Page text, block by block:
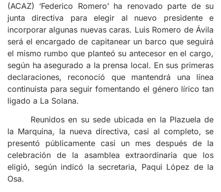
(ACAZ) ‘Federico Romero’ ha renovado parte de su
junta directiva para elegir al nuevo presidente e
incorporar algunas nuevas caras. Luis Romero de Ávila
será el encargado de capitanear un barco que seguirá
el mismo rumbo que planteó su antecesor en el cargo,
según ha asegurado a la prensa local. En sus primeras
declaraciones, reconoció que mantendrá una línea
continuista para seguir fomentando el género lírico tan
ligado a La Solana.
Reunidos en su sede ubicada en la Plazuela de
la Marquina, la nueva directiva, casi al completo, se
presentó públicamente casi un mes después de la
celebración de la asamblea extraordinaria que los
eligió, según indicó la secretaria, Paqui López de la
Osa.